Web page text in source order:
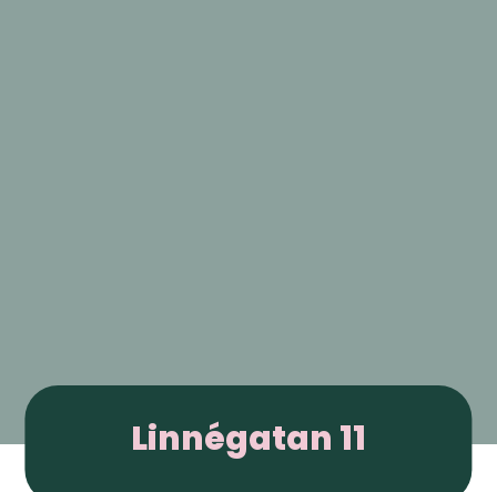
Linnégatan 11